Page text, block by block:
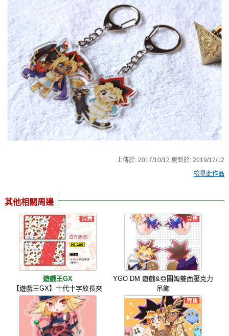
上傳於:2017/10/12 更新於:2019/12/12
檢舉此作品
其他相關周邊
遊戲王GX
【遊戲王GX】十代十字紋長夾
YGO DM 遊戲&亞圖姆雙面壓克力
吊飾